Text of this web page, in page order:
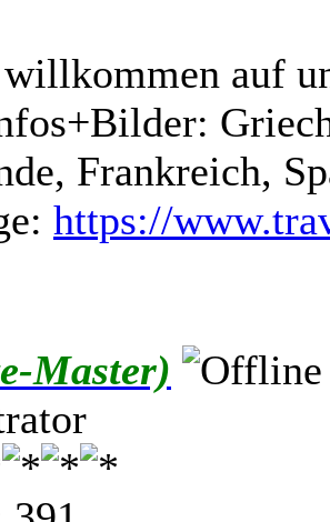
auf
Frankreich,
https://
Master)